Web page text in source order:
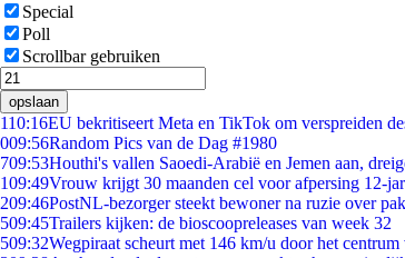
Special
Poll
Scrollbar gebruiken
opslaan
110:16EU bekritiseert Meta en TikTok om verspreiden
009:56Random Pics van de Dag #1980
709:53Houthi's vallen Saoedi-Arabië en Jemen aan,
109:49Vrouw krijgt 30 maanden cel voor afpersing 12-
209:46PostNL-bezorger steekt bewoner na ruzie over
509:45Trailers kijken: de bioscoopreleases van week 32
509:32Wegpiraat scheurt met 146 km/u door het